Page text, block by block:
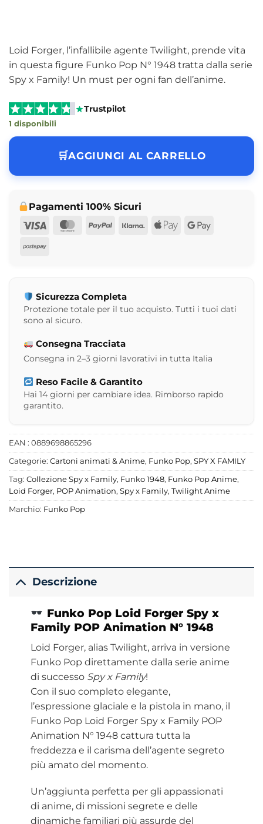
Loid Forger, l’infallibile agente Twilight, prende vita
in questa figure Funko Pop N° 1948 tratta dalla serie
Spy x Family! Un must per ogni fan dell’anime.
Trustpilot
1 disponibili
AGGIUNGI AL CARRELLO
Pagamenti 100% Sicuri
Visa
MasterCard
PayPalKlarna Apple Google
Postepay
Sicurezza Completa
Protezione totale per il tuo acquisto. Tutti i tuoi dati
sono al sicuro.
Consegna Tracciata
Consegna in 2–3 giorni lavorativi in tutta Italia
Reso Facile & Garantito
Hai 14 giorni per cambiare idea. Rimborso rapido
garantito.
EAN : 0889698865296
Categorie: Cartoni animati & Anime, Funko Pop, SPY X FAMILY
Tag: Collezione Spy x Family, Funko 1948, Funko Pop Anime,
Loid Forger, POP Animation, Spy x Family, Twilight Anime
Marchio: Funko Pop
Descrizione
Funko Pop Loid Forger Spy x
FamilyPOP Animation N° 1948
Loid Forger, alias Twilight, arriva in versione
Funko Pop direttamente dalla serie anime
di successo Spy x Family!
Con il suo completo elegante,
l’espressione glaciale e la pistola in mano, il
Funko Pop Loid Forger Spy x Family POP
Animation N° 1948 cattura tutta la
freddezza e il carisma dell’agente segreto
più amato del momento.
Un’aggiunta perfetta per gli appassionati
di anime, di missioni segrete e delle
dinamiche familiari più assurde del